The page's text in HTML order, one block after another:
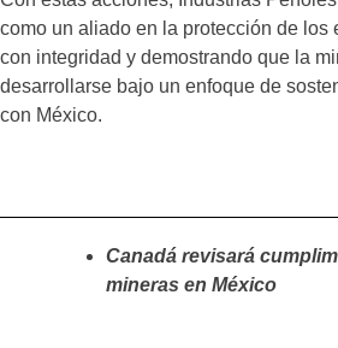
como un aliado en la protección de los
con integridad y demostrando que la
desarrollarse bajo un enfoque de
con México.
Canadá revisará
mineras en México